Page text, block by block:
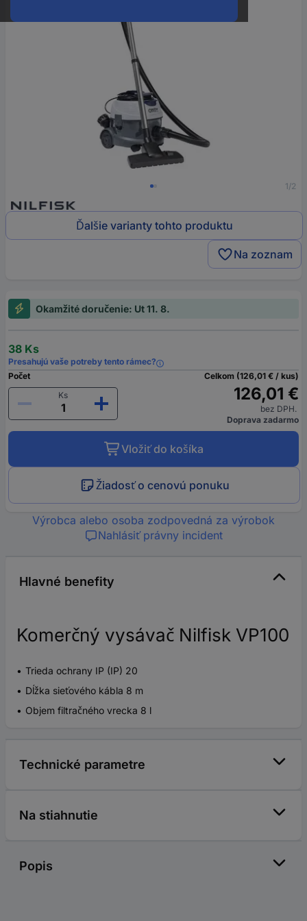
1/2
Ďalšie varianty tohto produktu
Na zoznam
Okamžité doručenie: Ut 11. 8.
38 Ks
Presahujú vaše potreby tento rámec?
Počet
Ks
Celkom (126,01 € / kus)
126,01 €
bez DPH.
Doprava zadarmo
Vložiť do košíka
Žiadosť o cenovú ponuku
Výrobca alebo osoba zodpovedná za výrobok
Nahlásiť právny incident
Hlavné benefity
Komerčný vysávač Nilfisk VP100
Trieda ochrany IP (IP) 20
Dĺžka sieťového kábla 8 m
Objem filtračného vrecka 8 l
Technické parametre
Na stiahnutie
Popis